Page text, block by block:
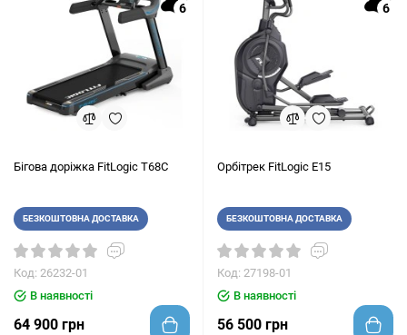
6
Бігова доріжка FitLogic T68C
БЕЗКОШТОВНА ДОСТАВКА
Код: 26232-01
В наявності
64 900 грн
6
Орбітрек FitLogic E15
БЕЗКОШТОВНА ДОСТАВКА
Код: 27198-01
В наявності
56 500 грн